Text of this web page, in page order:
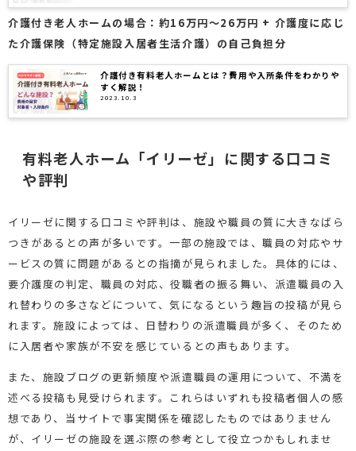
介護付き老人ホームの場合：約16万円～26万円 + 介護度に応じ
た介護保険（特定施設入居者生活介護）の自己負担分
介護付き有料老人ホームとは？費用や入所条件をわかりや
すく解説！
2023.10.3
有料老人ホーム「イリーゼ」に関する口コミ
や評判
イリーゼに関する口コミや評判は、施設や職員の質に大きなばら
つきがあるとの声が多いです。一部の施設では、職員の対応やサ
ービスの質に問題があるとの指摘が見られました。具体的には、
要介護度の判定、職員の対応、役職者の振る舞い、派遣職員の入
れ替わりの多さなどについて、気になるという趣旨の投稿が見ら
れます。施設によっては、日替わりの派遣職員が多く、そのため
に入居者や家族が不安を感じているとの声もあります。
また、施設ブログの更新頻度や派遣職員の運用について、不満を
述べる投稿も見受けられます。これらはいずれも投稿者個人の感
想であり、当サイトで事実関係を確認したものではありません
が、イリーゼの施設を選ぶ際の参考として役立つかもしれませ